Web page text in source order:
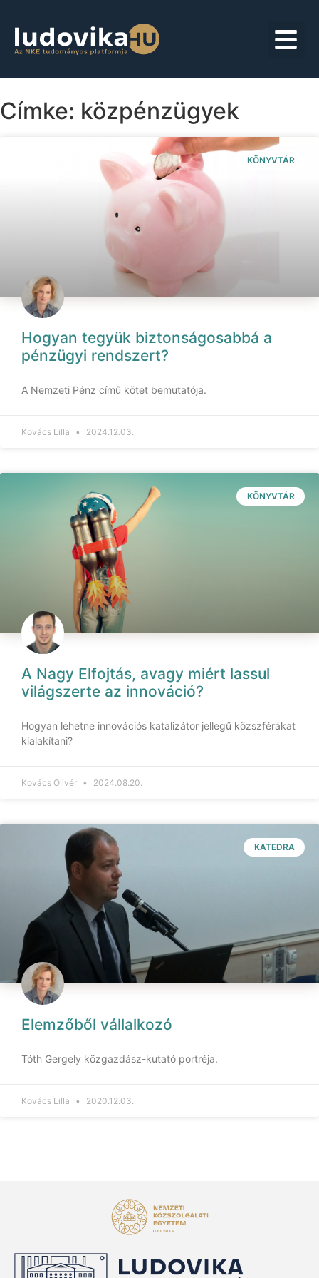
Címke: közpénzügyek
KÖNYVTÁR
Hogyan tegyük biztonságosabbá a
pénzügyi rendszert?
A Nemzeti Pénz című kötet bemutatója.
Kovács Lilla 2024.12.03.
KÖNYVTÁR
A Nagy Elfojtás, avagy miért lassul
világszerte az innováció?
Hogyan lehetne innovációs katalizátor jellegű közszférákat
kialakítani?
Kovács Olivér 2024.08.20.
KATEDRA
Elemzőből vállalkozó
Tóth Gergely közgazdász-kutató portréja.
Kovács Lilla 2020.12.03.